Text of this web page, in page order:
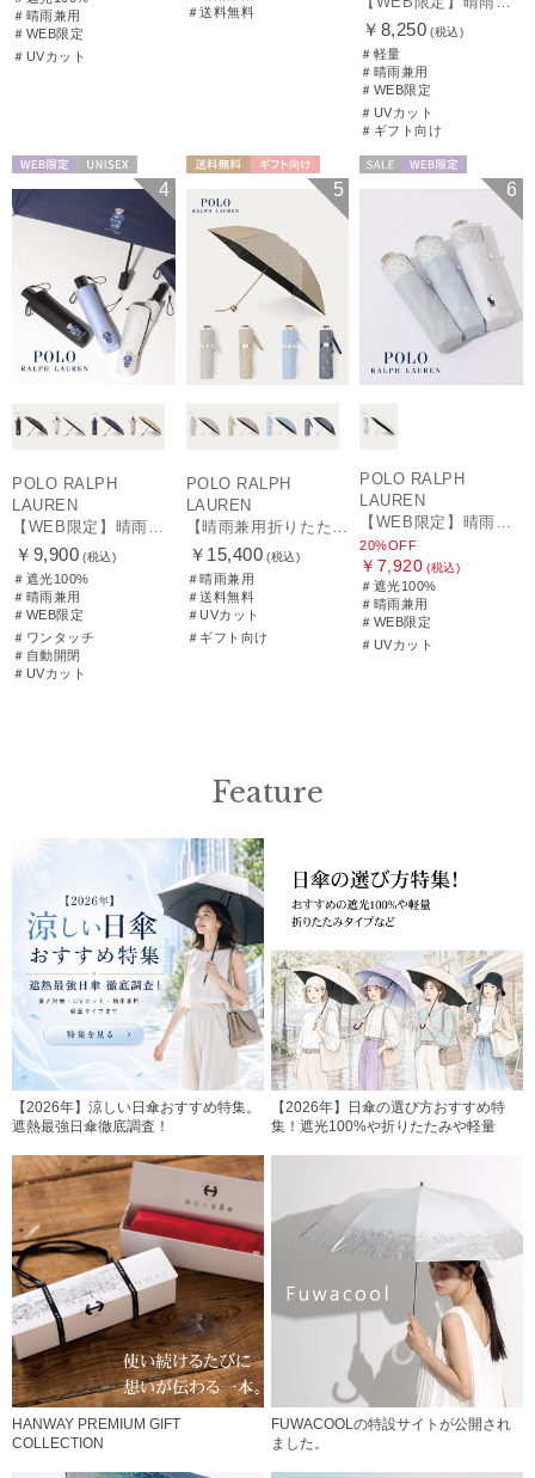
＃晴雨兼用
＃WEB限定
＃UVカット
＃送料無料
￥8,250 (税込)
＃軽量
＃晴雨兼用
＃WEB限定
＃UVカット
＃ギフト向け
4
POLO RALPH
LAUREN
￥9,900 (税込)
＃遮光100%
＃晴雨兼用
＃WEB限定
＃ワンタッチ
＃自動開閉
＃UVカット
ギフト向け
WOMEN
5
POLO RALPH
LAUREN
￥15,400 (税込)
＃晴雨兼用
＃送料無料
＃UVカット
＃ギフト向け
6
POLO RALPH
LAUREN
【WEB限定】晴雨兼用折りたたみ日傘 ポロ ラルフ ローレン（POLO RALPH LAUREN）シャンブレーレース 遮光100 UV100
20%OFF
￥7,920 (税込)
＃遮光100%
＃晴雨兼用
＃WEB限定
＃UVカット
Feature
【2026年】涼しい日傘おすすめ特集。
遮熱最強日傘徹底調査！
【2026年】日傘の選び方おすすめ特
集！遮光100%や折りたたみや軽量
HANWAY PREMIUM GIFT
COLLECTION
FUWACOOLの特設サイトが公開され
ました。